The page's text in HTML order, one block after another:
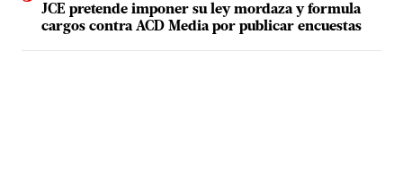
JCE pretende imponer su ley mordaza y formula
cargos contra ACD Media por publicar encuestas